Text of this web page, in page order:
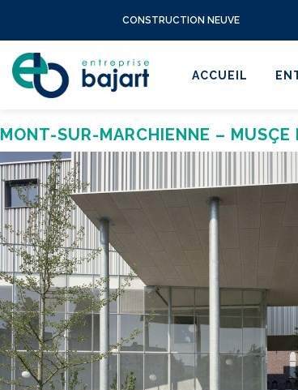
CONSTRUCTION NEUVE
ACCUEIL
MONT-SUR-MARCHIENNE –